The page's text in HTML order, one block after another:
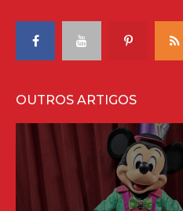
OUTROS ARTIGOS